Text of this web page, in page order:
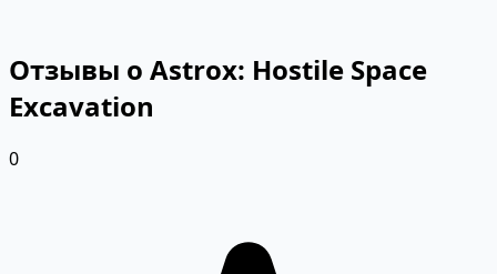
Отзывы о Astrox: Hostile Space
Excavation
0